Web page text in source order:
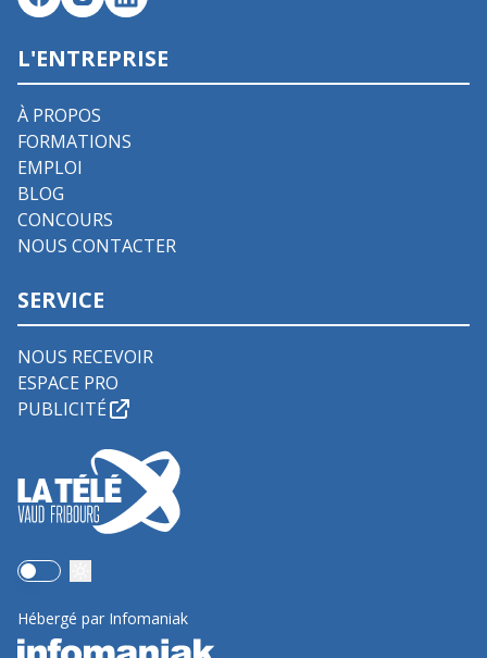
L'ENTREPRISE
À PROPOS
FORMATIONS
EMPLOI
BLOG
CONCOURS
NOUS CONTACTER
SERVICE
NOUS RECEVOIR
ESPACE PRO
PUBLICITÉ
Use setting
Hébergé par Infomaniak